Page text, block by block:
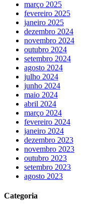
março 2025
fevereiro 2025
janeiro 2025
dezembro 2024
novembro 2024
outubro 2024
setembro 2024
agosto 2024
julho 2024
junho 2024
maio 2024
abril 2024
março 2024
fevereiro 2024
janeiro 2024
dezembro 2023
novembro 2023
outubro 2023
setembro 2023
agosto 2023
Categoria